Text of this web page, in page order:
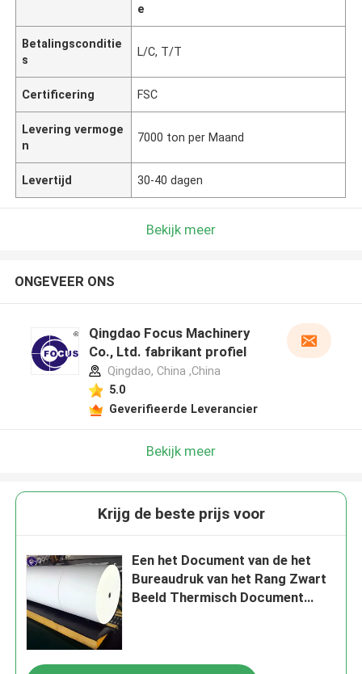
Laat een bericht achter
e
Betalingsconditie
s
L/C, T/T
Certificering FSC
Levering vermoge
n
7000 ton per Maand
Levertijd 30-40 dagen
Bekijk meer
ONGEVEER ONS
Qingdao Focus Machinery
Co., Ltd. fabrikant profiel
Qingdao, China ,China
5.0
Geverifieerde Leverancier
Bekijk meer
Krijg de beste prijs voor
Een het Document van de het
Bureaudruk van het Rang Zwart
Beeld Thermisch Document